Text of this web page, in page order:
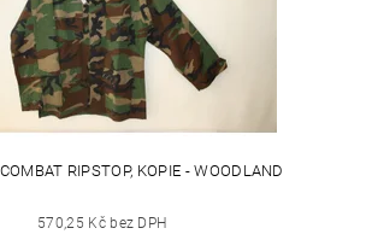
RIPSTOP, KOPIE - WOODLAND
570,25 Kč bez DPH